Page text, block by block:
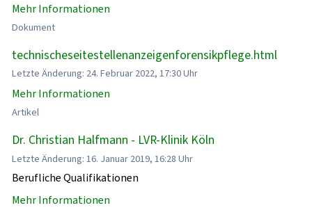
Mehr Informationen
Dokument
technischeseitestellenanzeigenforensikpflege.html
Letzte Änderung: 24. Februar 2022, 17:30 Uhr
Mehr Informationen
Artikel
Dr. Christian Halfmann - LVR-Klinik Köln
Letzte Änderung: 16. Januar 2019, 16:28 Uhr
Berufliche Qualifikationen
Mehr Informationen